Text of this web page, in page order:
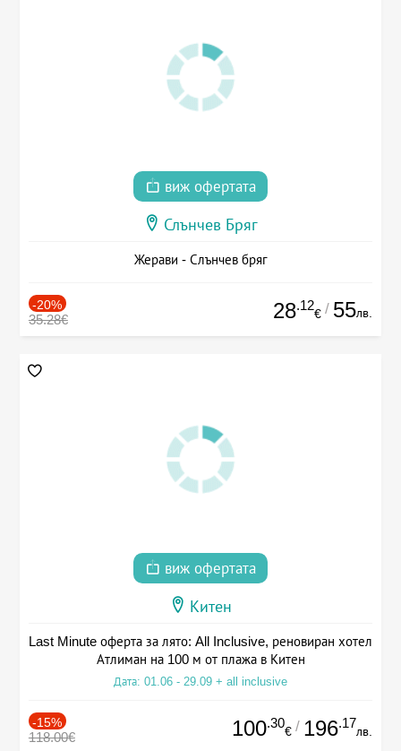
виж офертата
Слънчев Бряг
Жерави - Слънчев бряг
-20%
35.28€ 28.12
€ / 55лв.
виж офертата
Китен
Last Minute оферта за лято: All Inclusive, реновиран хотел
Атлиман на 100 м от плажа в Китен
Дата: 01.06 - 29.09 + all inclusive
-15%
118.00€ 100.30
€ / 196.17
лв.